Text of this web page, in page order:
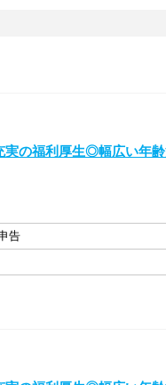
実の福利厚生◎幅広い年
告